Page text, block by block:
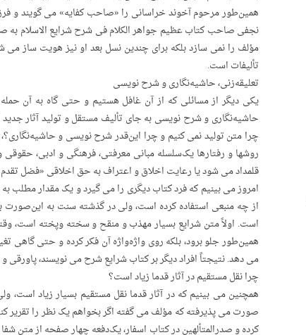
همین‌طور مرحوم آخوند خراسانی را «صاحب کفایه» می گویند و
نجفی صاحب کتاب عظیم جواهر الکلام فی شرح شرایع الاسلام به
مؤلف را نمی سازد بلکه برای چندین نسل بعد او نیز هویت ­ساز
تألیفات است.
تعلیقه‌زنی، حاشیه‌نگاری و شرح ­نویسی
یکی دیگر از مسائلی که از آن غافل هستیم و حتی گاه به آن
حاشیه‌نگاری و شرح ­نویسی به جای تألیف مستقل و تولید آثار
چرا متن تولید نمی کنیم و چرا این‌قدر شرح ­نویسی و
روشها و رفتارها یک‌سلسله مبانی معرفتی، فرهنگی و ادبی،
قلمداد می شود یا رعایت اخلاق و اعتراف به حق اخلاقی «فضل
امروز می بینیم که فرد کتاب دیگری را می گیرد و یک مقدار مطلب
از چه منبعی استفاده کرده است، ولی در گذشته سنت به این‌صورت
است. اولاً متن شرایع بسیار مهذب و منقح و سخته وپخته است،
همین‌طور جلو برود، بلکه روی واژه‌واژه‌ آن فکر کرده و حتی گاهی
می دهد. نتیجتاً افراد دیگر بر کتاب شرایع شرح می نویسند،
چرا نقل مستقیم در آثار قدما زیاد است؟
همچنین می بینیم که در آثار قدما نقل مستقیم بسیار زیاد
صورت می پذیرفته که مؤلف می گفته اگر بخواهم یک نظر را تقریر
کرده و صدرالمتألهین در کتاب اسفار، یک‌دفعه چهار صفحه از متن
حریت و مدارات